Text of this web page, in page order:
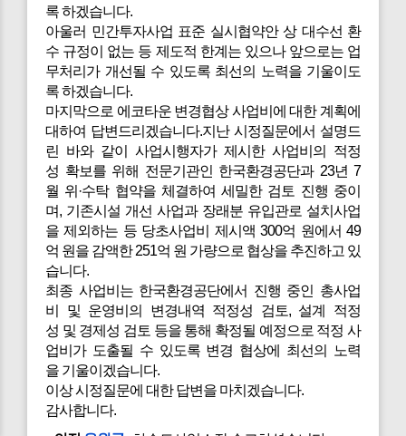
록 하겠습니다.
아울러 민간투자사업 표준 실시협약안 상 대수선 환
수 규정이 없는 등 제도적 한계는 있으나 앞으로는 업
무처리가 개선될 수 있도록 최선의 노력을 기울이도
록 하겠습니다.
마지막으로 에코타운 변경협상 사업비에 대한 계획에
대하여 답변드리겠습니다.지난 시정질문에서 설명드
린 바와 같이 사업시행자가 제시한 사업비의 적정
성 확보를 위해 전문기관인 한국환경공단과 23년 7
월 위·수탁 협약을 체결하여 세밀한 검토 진행 중이
며, 기존시설 개선 사업과 장래분 유입관로 설치사업
을 제외하는 등 당초사업비 제시액 300억 원에서 49
억 원을 감액한 251억 원 가량으로 협상을 추진하고 있
습니다.
최종 사업비는 한국환경공단에서 진행 중인 총사업
비 및 운영비의 변경내역 적정성 검토, 설계 적정
성 및 경제성 검토 등을 통해 확정될 예정으로 적정 사
업비가 도출될 수 있도록 변경 협상에 최선의 노력
을 기울이겠습니다.
이상 시정질문에 대한 답변을 마치겠습니다.
감사합니다.